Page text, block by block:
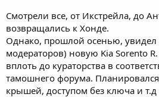
Смотрели все, от Икстрейла, до
возвращались к Хонде.
Однако, прошлой осенью, увидел
модераторов) новую Kia Sorento
вплоть до кураторства в
тамошнего форума.
крышей, доступом без ключа и